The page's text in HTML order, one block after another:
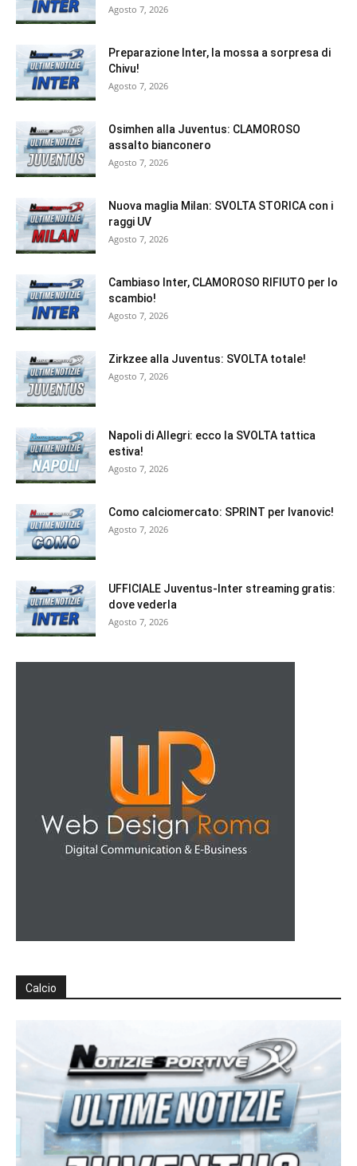
Agosto 7, 2026
Preparazione Inter, la mossa a sorpresa di
Chivu!
Agosto 7, 2026
Osimhen alla Juventus: CLAMOROSO
assalto bianconero
Agosto 7, 2026
Nuova maglia Milan: SVOLTA STORICA con i
raggi UV
Agosto 7, 2026
Cambiaso Inter, CLAMOROSO RIFIUTO per lo
scambio!
Agosto 7, 2026
Zirkzee alla Juventus: SVOLTA totale!
Agosto 7, 2026
Napoli di Allegri: ecco la SVOLTA tattica
estiva!
Agosto 7, 2026
Como calciomercato: SPRINT per Ivanovic!
Agosto 7, 2026
UFFICIALE Juventus-Inter streaming gratis:
dove vederla
Agosto 7, 2026
Calcio